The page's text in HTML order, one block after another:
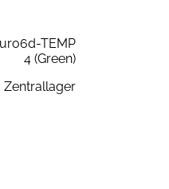
TEMP
4 (Green)
Zentrallager